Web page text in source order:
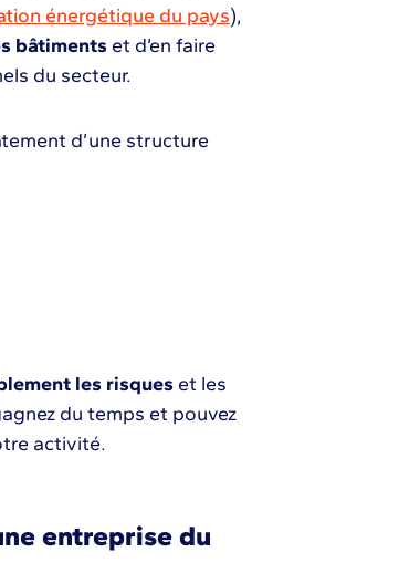
énergétique du pays),
bâtiments et d’en faire
du secteur.
d’une structure
les risques et les
du temps et pouvez
activité.
entreprise du